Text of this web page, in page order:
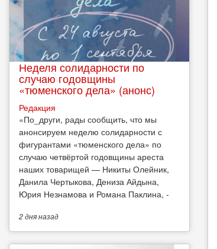
Неделя солидарности по
случаю годовщины
«тюменского дела» (анонс)
Редакция
​«По_други, рады сообщить, что мы
анонсируем неделю солидарности с
фигурантами «тюменского дела» по
случаю четвёртой годовщины ареста
наших товарищей — Никиты Олейник,
Данила Чертыкова, Дениза Айдына,
Юрия Незнамова и Романа Паклина, -
2 дняназад